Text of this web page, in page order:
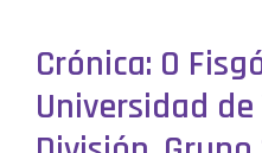
Crónica: O
Universidad